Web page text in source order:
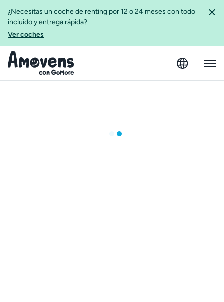
¿Necesitas un coche de renting por 12 o 24 meses con todo
incluido y entrega rápida?
Ver coches